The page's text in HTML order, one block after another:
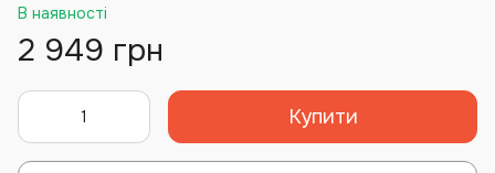
В наявності
2 949 грн
Купити